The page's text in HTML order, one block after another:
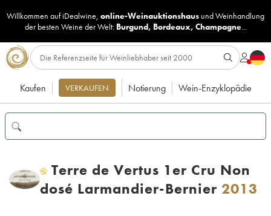
Willkommen auf iDealwine, online-Weinauktionshaus undWeinhandlung
der besten Weine der Welt: Burgund, Bordeaux, Champagne...
Kaufen VERKAUFEN Notierung Wein-Enzyklopädie
H Terre de Vertus 1er Cru Non
dosé Larmandier-Bernier 2013